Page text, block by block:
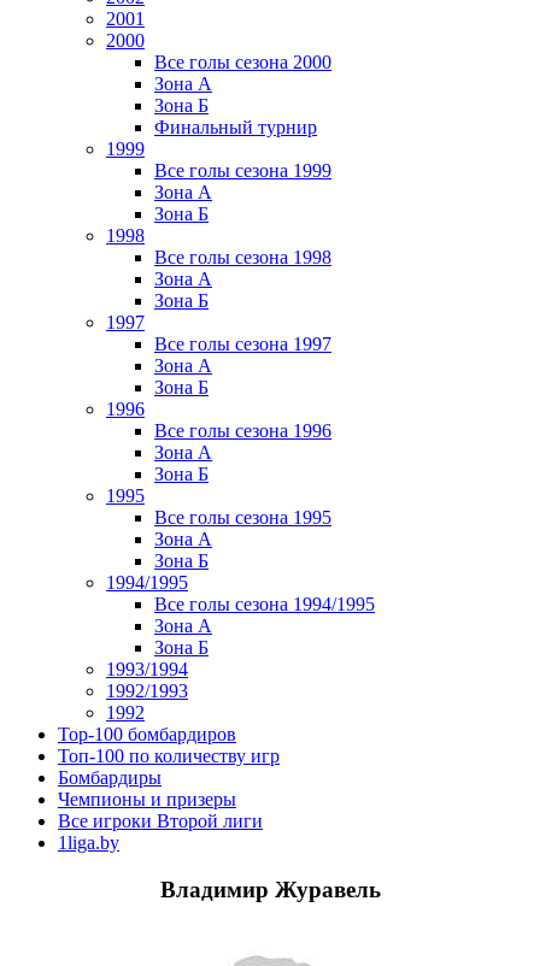
2001
2000
Все голы сезона 2000
Зона А
Зона Б
Финальный турнир
1999
Все голы сезона 1999
Зона А
Зона Б
1998
Все голы сезона 1998
Зона А
Зона Б
1997
Все голы сезона 1997
Зона А
Зона Б
1996
Все голы сезона 1996
Зона А
Зона Б
1995
Все голы сезона 1995
Зона А
Зона Б
1994/1995
Все голы сезона 1994/1995
Зона А
Зона Б
1993/1994
1992/1993
1992
Top-100 бомбардиров
Топ-100 по количеству игр
Бомбардиры
Чемпионы и призеры
Все игроки Второй лиги
1liga.by
Владимир Журавель